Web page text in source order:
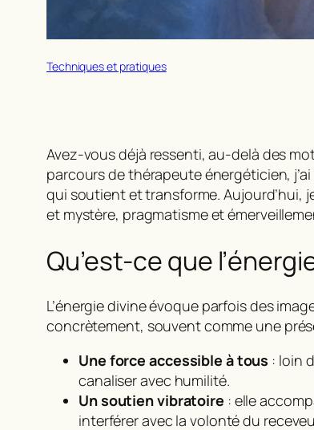
Techniques et pratiques
Avez-vous déjà ressenti, au-delà des
parcours de thérapeute énergéticien,
qui soutient et transforme. Aujourd’hui,
et mystère, pragmatisme et
Qu’est-ce que
L’énergie divineévoque parfois des
concrètement, souvent comme une
Une force accessible à tous : loin
canaliser avec humilité.
Un soutien vibratoire : elle
interférer avec la volonté du